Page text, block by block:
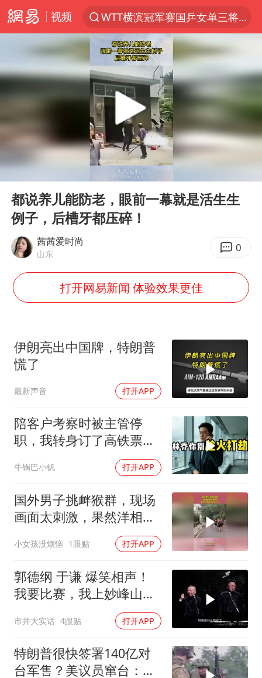
视频
WTT横滨冠军赛国乒女单三将晋级四强
光影经济撬动暑期消费新蓝海
杭州全市有序停课
上四休三，但降薪1000元，你接受吗？
情侣平潭拍日出坠崖1死1伤
郑丽文：台湾从来没有“独立”过
《欢迎来龙餐馆》口碑
36岁男演员成景区NPC后人气爆棚
宇树王兴兴被问了360多个问题
唐田赛前发布会上引用《孙子兵法》
台当局重金为“台独”织“皇帝新衣”
乐享全民健身 共筑健康中国
Play
00:00
都说养儿能防老，眼前一幕就是活生生
例子，后槽牙都压碎！
茜茜爱时尚
山东 0
打开网易新闻 体验效果更佳
伊朗亮出中国牌，特朗普
慌了
最新声音 打开APP
陪客户考察时被主管停
职，我转身订了高铁票。
2小时后总监急疯了：12
亿合同没你根本签不了
牛锅巴小钒 打开APP
国外男子挑衅猴群，现场
画面太刺激，果然洋相还
小女孩没烦恼 1跟贴 打开APP
郭德纲 于谦 爆笑相声！
我要比赛，我上妙峰山干
嘛去？你去拜一拜冠军老
祖庙
市井大实话 4跟贴 打开APP
特朗普很快签署140亿对
台军售？美议员窜台：必